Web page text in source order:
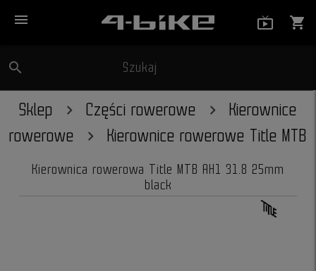
menu shopping_cart
search Szukaj
Sklep Części rowerowe
Kierownice
rowerowe
Kierownice rowerowe Title MTB
Kierownica rowerowa Title MTB AH1 31.8 25mm
black